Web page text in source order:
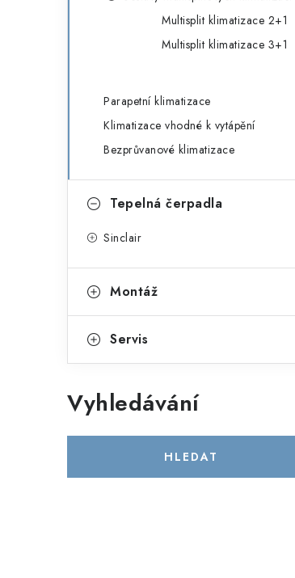
Multisplit klimatizace 2+1
Multisplit klimatizace 3+1
Parapetní klimatizace
Klimatizace vhodné k vytápění
Bezprůvanové klimatizace
Tepelná čerpadla
Sinclair
Montáž
Servis
Vyhledávání
HLEDAT